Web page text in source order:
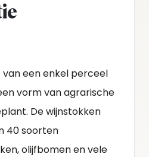
een enkel perceel
vorm van agrarische
De wijnstokken
40 soorten
olijfbomen en vele